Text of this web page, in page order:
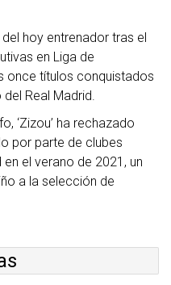
hoy entrenador tras el
en Liga de
once títulos conquistados
Real Madrid.
‘Zizou’ ha rechazado
por parte de clubes
el verano de 2021, un
a la selección de